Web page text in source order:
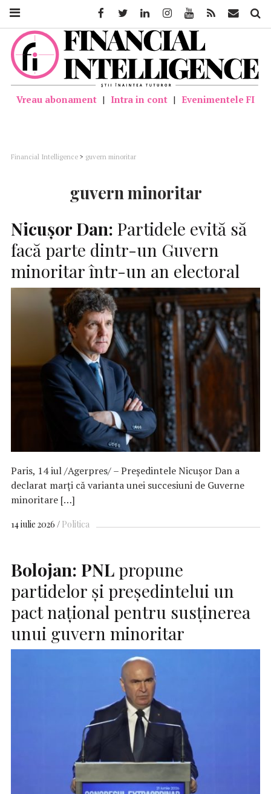
Vreau abonament | Intra in cont | Evenimentele FI
Financial Intelligence > guvern minoritar
guvern minoritar
Nicuşor Dan: Partidele evită să
facă parte dintr-un Guvern
minoritar într-un an electoral
Paris, 14 iul /Agerpres/ – Preşedintele Nicuşor Dan a
declarat marţi că varianta unei succesiuni de Guverne
minoritare […]
14 iulie 2026 Politica
Bolojan: PNL propune
partidelor şi preşedintelui un
pact naţional pentru susţinerea
unui guvern minoritar
FacebookTwitter LinkedinInstagramYoutube Feed Mail